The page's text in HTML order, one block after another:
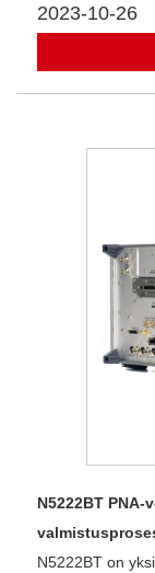
2023-10-26
N5222BT
​N5222BT on